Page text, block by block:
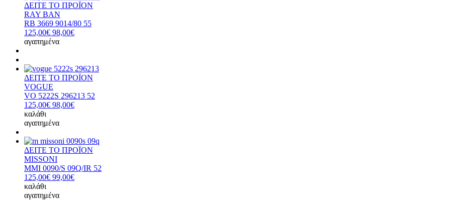
ΔΕΙΤΕ ΤΟ ΠΡΟΪΟΝ
RAY BAN
RB 3669 9014/80 55
125,00€ 98,00€
αγαπημένα
ΔΕΙΤΕ ΤΟ ΠΡΟΪΟΝ
VOGUE
VO 5222S 296213 52
125,00€ 98,00€
καλάθι
αγαπημένα
ΔΕΙΤΕ ΤΟ ΠΡΟΪΟΝ
MISSONI
MMI 0090/S 09Q/IR 52
125,00€ 99,00€
καλάθι
αγαπημένα